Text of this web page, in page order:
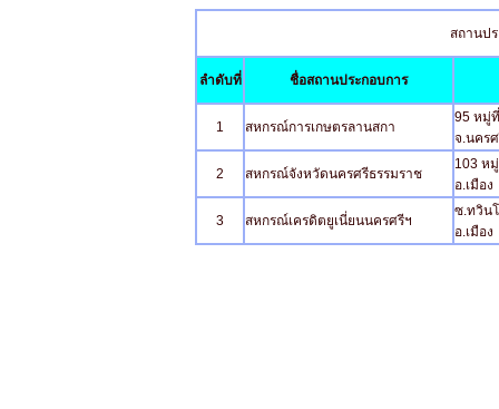
สถานป
ลำดับที่ ชื่อสถานประกอบการ
1 สหกรณ์การเกษตรลานสกา
95 หมู่
จ.นคร
2 สหกรณ์จังหวัดนครศรีธรรมราช
103 ห
อ.เมือ
3 สหกรณ์เครดิตยูเนี่ยนนครศรีฯ
ซ.ทวิน
อ.เมือ